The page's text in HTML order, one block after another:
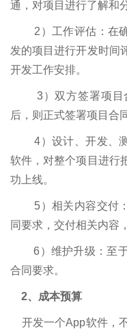
通，对项目进行了解和
2）工作评估：在确
发的项目进行开发时间
开发工作安排。
3）双方签署项目合
后，则正式签署项目合
4）设计、开发、测
软件，对整个项目进行
功上线。
5）相关内容交付：
同要求，交付相关内容
6）维护升级：至于
合同要求。
2、成本预算
开发一个App软件，